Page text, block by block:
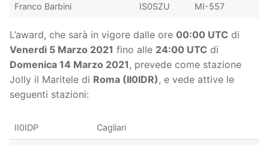
Franco Barbini IS0SZU MI-557
L’award, che sarà in vigore dalle ore 00:00 UTC di
Venerdì 5 Marzo 2021 fino alle 24:00 UTC di
Domenica 14 Marzo 2021, prevede come stazione
Jolly il Maritele di Roma (II0IDR), e vede attive le
seguenti stazioni:
II0IDP Cagliari